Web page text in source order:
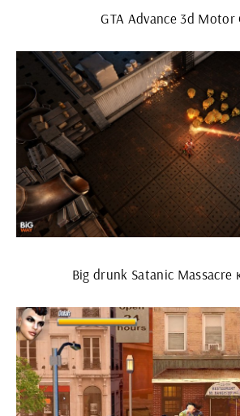
GTA Advance 3d Motor
Big drunk Satanic Massacre